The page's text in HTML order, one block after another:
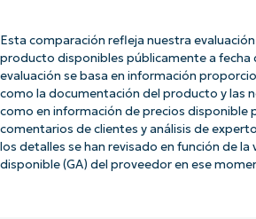
Esta comparación refleja nuestra
producto disponibles públicamente a fecha
evaluación se basa en información
como la documentación del producto y las
como en información de precios disponible
comentarios de clientes y análisis de
los detalles se han revisado en función de
disponible (GA) del proveedor en ese